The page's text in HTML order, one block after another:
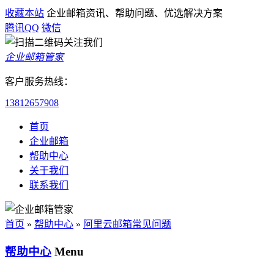
收藏本站 企业邮箱资讯、帮助问题、优选解决方案
腾讯QQ 微信
企业邮箱管家
客户服务热线：
13812657908
首页
企业邮箱
帮助中心
关于我们
联系我们
首页 » 帮助中心 » 阿里云邮箱常见问题
帮助中心 Menu